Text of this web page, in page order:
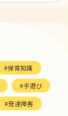
保育知識
手遊び
発達障害